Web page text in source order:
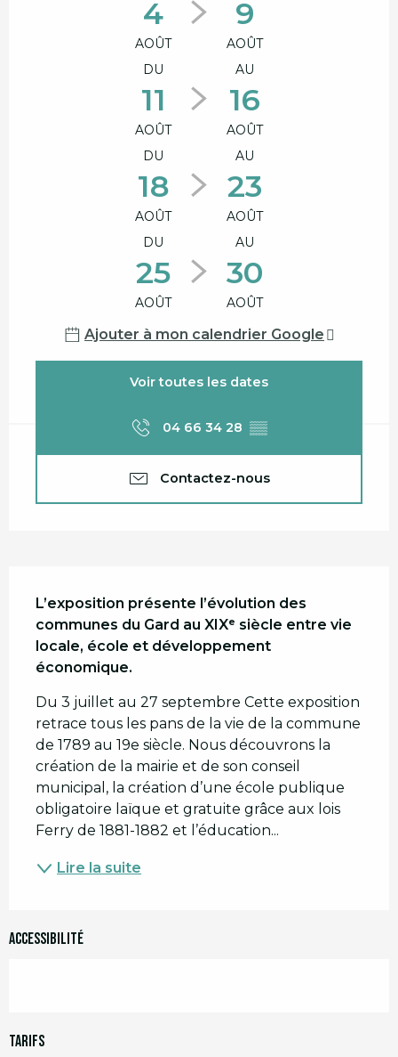
4
AOÛT
9
AOÛT
DU
11
AOÛT
AU
16
AOÛT
DU
18
AOÛT
AU
23
AOÛT
DU
25
AOÛT
AU
30
AOÛT
Ajouter à mon calendrier Google
Voir toutes les dates
04 66 34 28 ▒▒
Contactez-nous
Description
L’exposition présente l’évolution des
communes du Gard au XIXᵉ siècle entre vie
locale, école et développement
économique.
Du 3 juillet au 27 septembre Cette exposition
retrace tous les pans de la vie de la commune
de 1789 au 19e siècle. Nous découvrons la
création de la mairie et de son conseil
municipal, la création d’une école publique
obligatoire laïque et gratuite grâce aux lois
Ferry de 1881-1882 et l’éducation...
Lire la suite
Accessibilité
Tarifs